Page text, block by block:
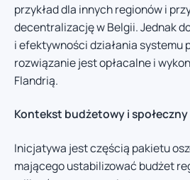
przykład dla innych regionów i
decentralizację w Belgii. Jednak
i efektywności działania systemu
rozwiązanie jest opłacalne i
Flandrią.
Kontekst budżetowy i społeczny
Inicjatywa jest częścią pakietu
mającego ustabilizować budżet